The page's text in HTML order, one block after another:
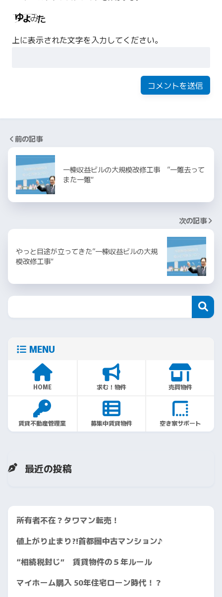
上に表示された文字を入力してください。
前の記事
一棟収益ビルの大規模改修工事 “一難去って
また一難”
次の記事
やっと目途が立ってきた“一棟収益ビルの大規
模改修工事”
MENU
HOME 求む！物件 売買物件
賃貸不動産管理業 募集中賃貸物件 空き家サポート
最近の投稿
所有者不在？タワマン転売！
値上がり止まり?!首都圏中古マンション♪
“相続税封じ” 賃貸物件の５年ルール
マイホーム購入 50年住宅ローン時代！？